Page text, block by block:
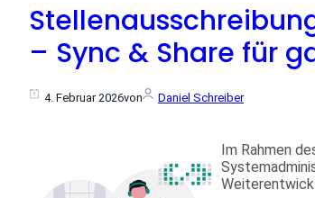
– Sync & Share für
4. Februar 2026von Daniel Schreiber
Im Rahmen